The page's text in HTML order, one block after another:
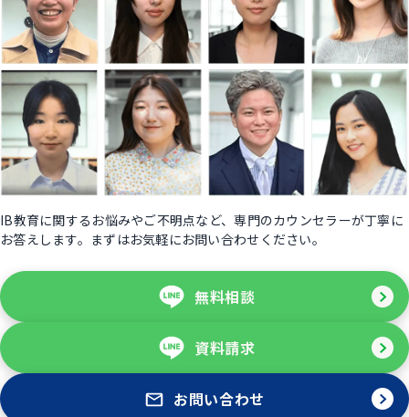
IB教育に関するお悩みやご不明点など、専門のカウンセラーが丁寧に
お答えします。まずはお気軽にお問い合わせください。
無料相談
資料請求
お問い合わせ